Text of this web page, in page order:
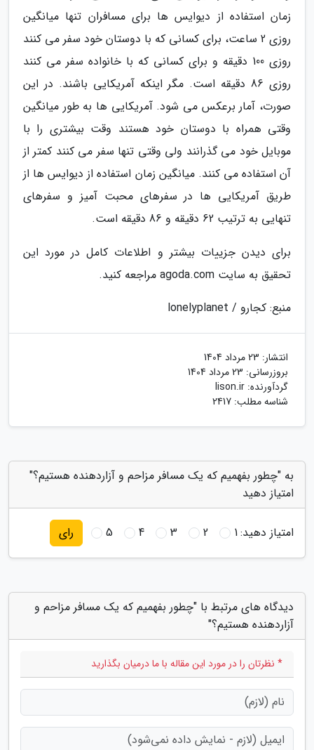
زمان استفاده از دیوایس ها برای مسافران تنها میانگین
روزی 2 ساعت، برای کسانی که با دوستان خود سفر می کنند
روزی 100 دقیقه و برای کسانی که با خانواده سفر می کنند
روزی 86 دقیقه است. مگر اینکه آمریکایی باشند. در این
صورت، آمار برعکس می شود. آمریکایی ها به طور میانگین
وقتی همراه با دوستان خود هستند وقت بیشتری را با
موبایل خود می گذرانند ولی وقتی تنها سفر می کنند کمتر از
آن استفاده می کنند. میانگین زمان استفاده از دیوایس ها از
طریق آمریکایی ها در سفرهای محبت آمیز و سفرهای
تنهایی به ترتیب 62 دقیقه و 86 دقیقه است.
برای دیدن جزییات بیشتر و اطلاعات کامل در مورد این
تحقیق به سایت agoda.com مراجعه کنید.
منبع: کجارو / lonelyplanet
انتشار: 23 مرداد 1404
بروزرسانی: 23 مرداد 1404
گردآورنده: lison.ir
شناسه مطلب: 2417
به "چطور بفهمیم که یک مسافر مزاحم و آزاردهنده هستیم؟"
امتیاز دهید
امتیاز دهید:1
2
3
4
5 رای
دیدگاه های مرتبط با "چطور بفهمیم که یک مسافر مزاحم و
آزاردهنده هستیم؟"
* نظرتان را در مورد این مقاله با ما درمیان بگذارید